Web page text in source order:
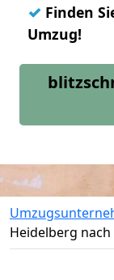
✓ Finden
Umzug!
Heidelberg